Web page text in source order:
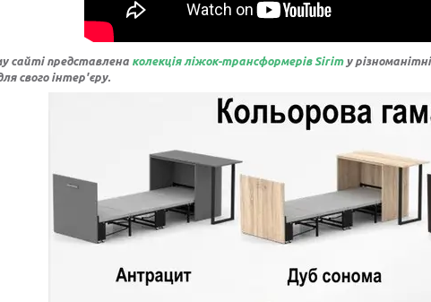
сайті представлена колекція ліжок-трансформерів Sirimу
свого інтер'єру.